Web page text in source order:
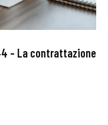
– La contrattazione